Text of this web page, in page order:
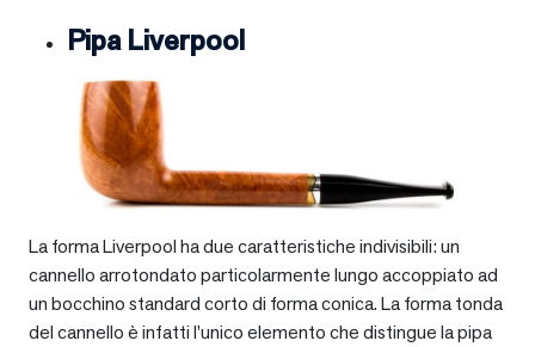
Pipa Liverpool
La forma Liverpool ha due caratteristiche indivisibili: un
cannello arrotondato particolarmente lungo accoppiato ad
un bocchino standard corto di forma conica. La forma tonda
del cannello è infatti l’unico elemento che distingue la pipa